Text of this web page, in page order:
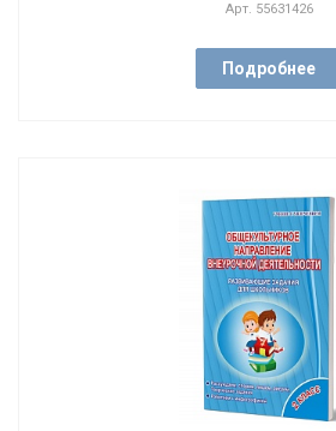
Арт. 55631426
Подробнее